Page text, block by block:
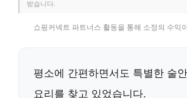
받습니다.
쇼핑커넥트 파트너스 활동을 통해 소정의 수익
평소에 간편하면서도 특별한 술
요리를 찾고 있었습니다.